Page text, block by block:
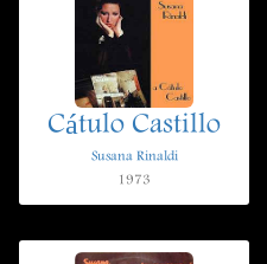
Cátulo Castillo
Susana Rinaldi
1973